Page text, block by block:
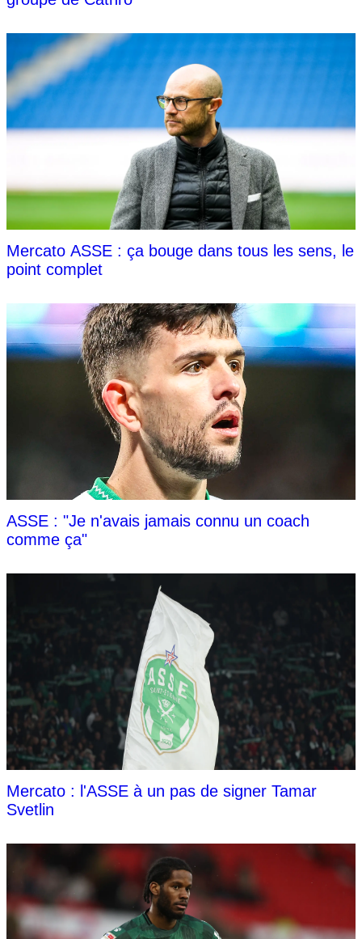
Mercato ASSE : ça bouge dans tous les sens, le
point complet
ASSE : "Je n'avais jamais connu un coach
comme ça"
Mercato : l'ASSE à un pas de signer Tamar
Svetlin